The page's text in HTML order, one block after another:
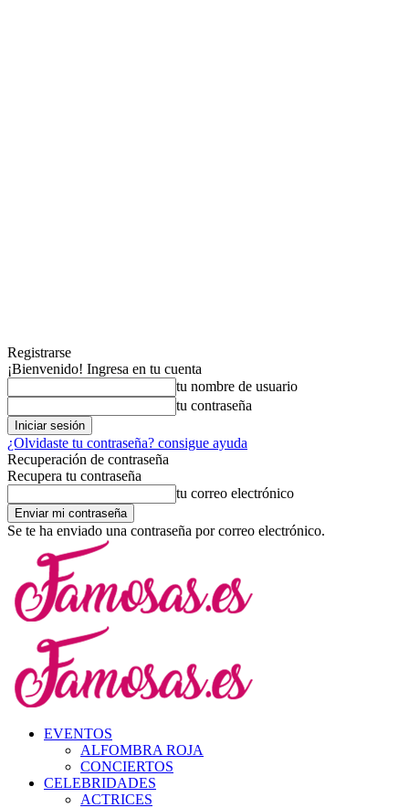
Registrarse
¡Bienvenido! Ingresa en tu cuenta
tu nombre de usuario
tu contraseña
¿Olvidaste tu contraseña? consigue ayuda
Recuperación de contraseña
Recupera tu contraseña
tu correo electrónico
Se te ha enviado una contraseña por correo electrónico.
EVENTOS
ALFOMBRA ROJA
CONCIERTOS
CELEBRIDADES
ACTRICES